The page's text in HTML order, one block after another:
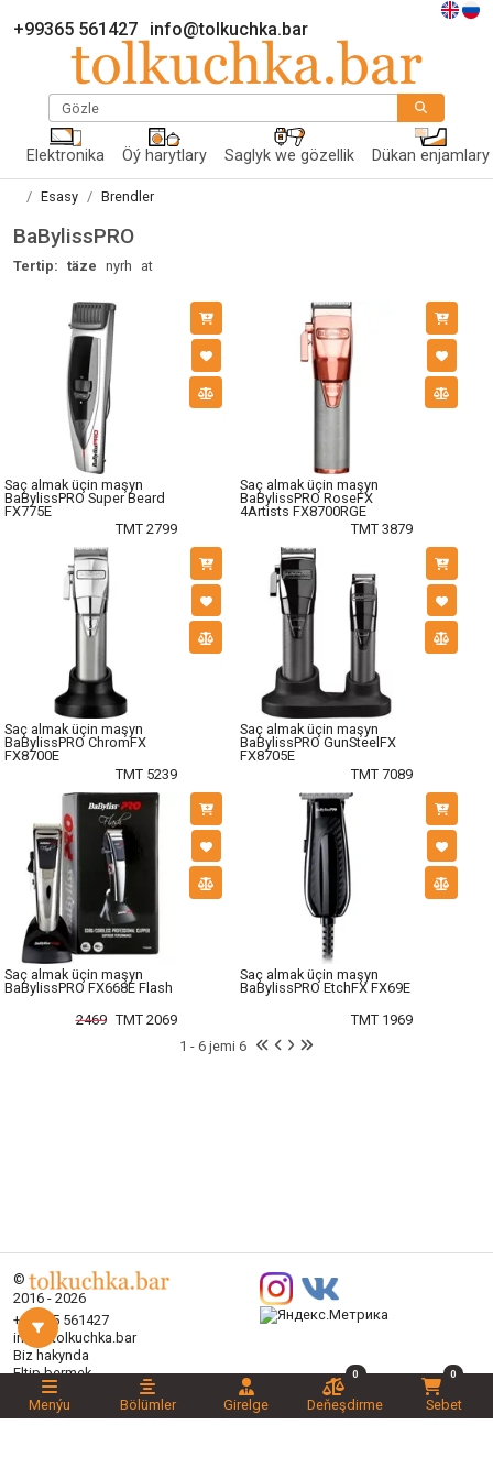
+99365 561427 info@tolkuchka.bar
Gözle
Elektronika Öý harytlary Saglyk we gözellik Dükan enjamlary
Esasy Brendler
BaBylissPRO
Tertip: täze nyrh at
Saç almak üçin maşyn
BaBylissPRO Super Beard
FX775E
TMT 2799
Saç almak üçin maşyn
BaBylissPRO RoseFX
4Artists FX8700RGE
TMT 3879
Saç almak üçin maşyn
BaBylissPRO ChromFX
FX8700E
TMT 5239
Saç almak üçin maşyn
BaBylissPRO GunSteelFX
FX8705E
TMT 7089
Saç almak üçin maşyn
BaBylissPRO FX668E Flash
2469 TMT 2069
Saç almak üçin maşyn
BaBylissPRO EtchFX FX69E
TMT 1969
1 - 6 jemi 6
©
2016 - 2026
+99365 561427
info@tolkuchka.bar
Biz hakynda
Eltip bermek
Makalalar
Brendler
Menýu Bölümler Girelge
0
Deňeşdirme
0
Sebet